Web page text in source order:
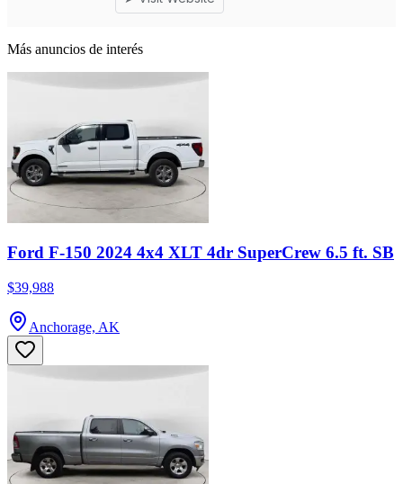
Más anuncios de interés
Ford F-150 2024 4x4 XLT 4dr SuperCrew 6.5 ft. SB
$39,988
Anchorage, AK